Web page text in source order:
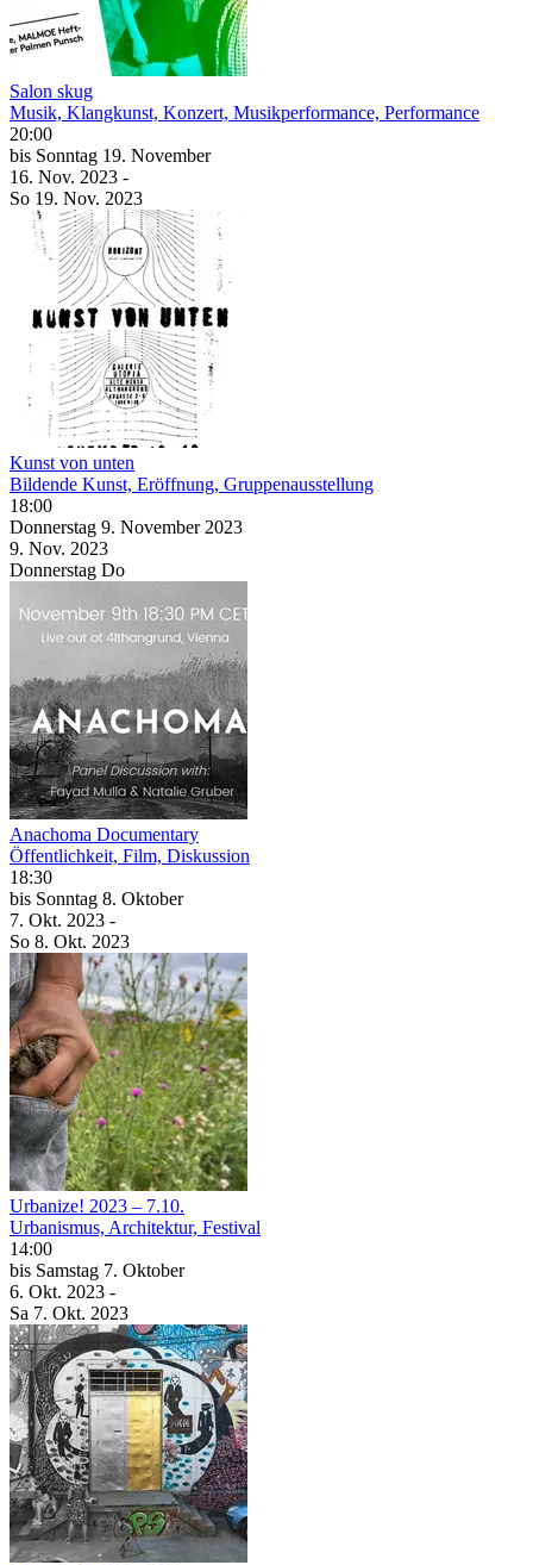
Salon skug
Musik, Klangkunst, Konzert, Musikperformance, Performance
20:00
bis Sonntag 19. November
16. Nov. 2023 -
So 19. Nov. 2023
Kunst von unten
Bildende Kunst, Eröffnung, Gruppenausstellung
18:00
Donnerstag 9. November 2023
9. Nov. 2023
Donnerstag Do
Anachoma Documentary
Öffentlichkeit, Film, Diskussion
18:30
bis Sonntag 8. Oktober
7. Okt. 2023 -
So 8. Okt. 2023
Urbanize! 2023 – 7.10.
Urbanismus, Architektur, Festival
14:00
bis Samstag 7. Oktober
6. Okt. 2023 -
Sa 7. Okt. 2023